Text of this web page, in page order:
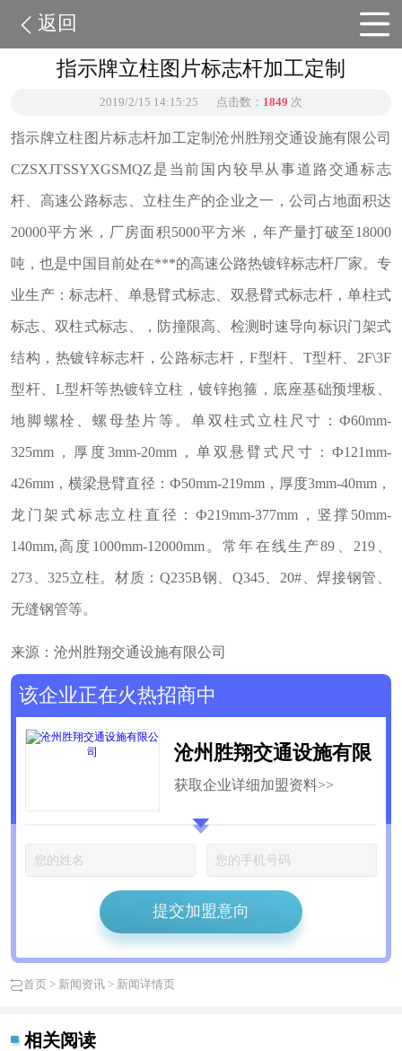
返回
指示牌立柱图片标志杆加工定制
2019/2/15 14:15:25 点击数： 1849 次
指示牌立柱图片标志杆加工定制沧州胜翔交通设施有限公司
CZSXJTSSYXGSMQZ是当前国内较早从事道路交通标志
杆、高速公路标志、立柱生产的企业之一，公司占地面积达
20000平方米，厂房面积5000平方米，年产量打破至18000
吨，也是中国目前处在***的高速公路热镀锌标志杆厂家。专
业生产：标志杆、单悬臂式标志、双悬臂式标志杆，单柱式
标志、双柱式标志、，防撞限高、检测时速导向标识门架式
结构，热镀锌标志杆，公路标志杆，F型杆、T型杆、2F\3F
型杆、L型杆等热镀锌立柱，镀锌抱箍，底座基础预埋板、
地脚螺栓、螺母垫片等。单双柱式立柱尺寸：Ф60mm-
325mm，厚度3mm-20mm，单双悬臂式尺寸：Ф121mm-
426mm，横梁悬臂直径：Ф50mm-219mm，厚度3mm-40mm，
龙门架式标志立柱直径：Ф219mm-377mm，竖撑50mm-
140mm,高度1000mm-12000mm。常年在线生产89、219、
273、325立柱。材质：Q235B钢、Q345、20#、焊接钢管、
无缝钢管等。
来源：沧州胜翔交通设施有限公司
该企业正在火热招商中
沧州胜翔交通设施有限
公司
获取企业详细加盟资料>>
提交加盟意向
首页> 新闻资讯> 新闻详情页
相关阅读